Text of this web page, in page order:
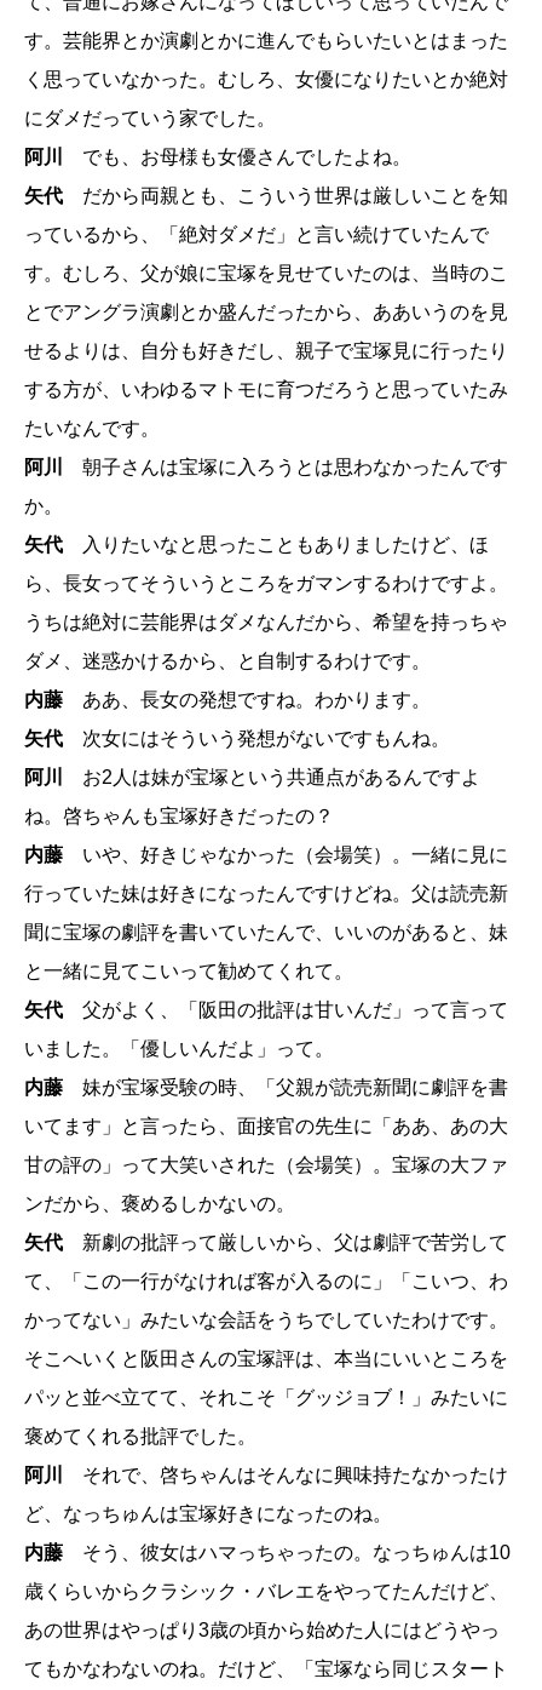
す。芸能界とか演劇とかに進んでもらいたいとはまった
く思っていなかった。むしろ、女優になりたいとか絶対
にダメだっていう家でした。
阿川
でも、お母様も女優さんでしたよね。
矢代 だから両親とも、こういう世界は厳しいことを知
っているから、「絶対ダメだ」と言い続けていたんで
す。むしろ、父が娘に宝塚を見せていたのは、当時のこ
とでアングラ演劇とか盛んだったから、ああいうのを見
せるよりは、自分も好きだし、親子で宝塚見に行ったり
する方が、いわゆるマトモに育つだろうと思っていたみ
たいなんです。
阿川
朝子さんは宝塚に入ろうとは思わなかったんです
か。
矢代 入りたいなと思ったこともありましたけど、ほ
ら、長女ってそういうところをガマンするわけですよ。
うちは絶対に芸能界はダメなんだから、希望を持っちゃ
ダメ、迷惑かけるから、と自制するわけです。
内藤 ああ、長女の発想ですね。わかります。
矢代 次女にはそういう発想がないですもんね。
阿川
お2人は妹が宝塚という共通点があるんですよ
ね。啓ちゃんも宝塚好きだったの？
内藤 いや、好きじゃなかった（会場笑）。一緒に見に
行っていた妹は好きになったんですけどね。父は読売新
聞に宝塚の劇評を書いていたんで、いいのがあると、妹
と一緒に見てこいって勧めてくれて。
矢代 父がよく、「阪田の批評は甘いんだ」って言って
いました。「優しいんだよ」って。
内藤 妹が宝塚受験の時、「父親が読売新聞に劇評を書
いてます」と言ったら、面接官の先生に「ああ、あの大
甘の評の」って大笑いされた（会場笑）。宝塚の大ファ
ンだから、褒めるしかないの。
矢代 新劇の批評って厳しいから、父は劇評で苦労して
て、「この一行がなければ客が入るのに」「こいつ、わ
かってない」みたいな会話をうちでしていたわけです。
そこへいくと阪田さんの宝塚評は、本当にいいところを
パッと並べ立てて、それこそ「グッジョブ！」みたいに
褒めてくれる批評でした。
阿川
それで、啓ちゃんはそんなに興味持たなかったけ
ど、なっちゅんは宝塚好きになったのね。
内藤 そう、彼女はハマっちゃったの。なっちゅんは10
歳くらいからクラシック・バレエをやってたんだけど、
あの世界はやっぱり3歳の頃から始めた人にはどうやっ
てもかなわないのね。だけど、「宝塚なら同じスタート